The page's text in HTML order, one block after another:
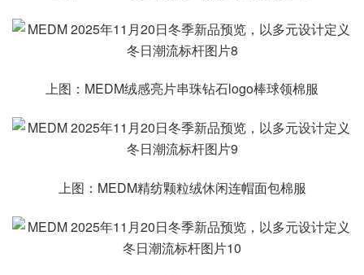
上图：MEDM绒感亮片串珠钻石logo棒球领棉服
上图：MEDM精纺颗粒绒休闲连帽面包棉服